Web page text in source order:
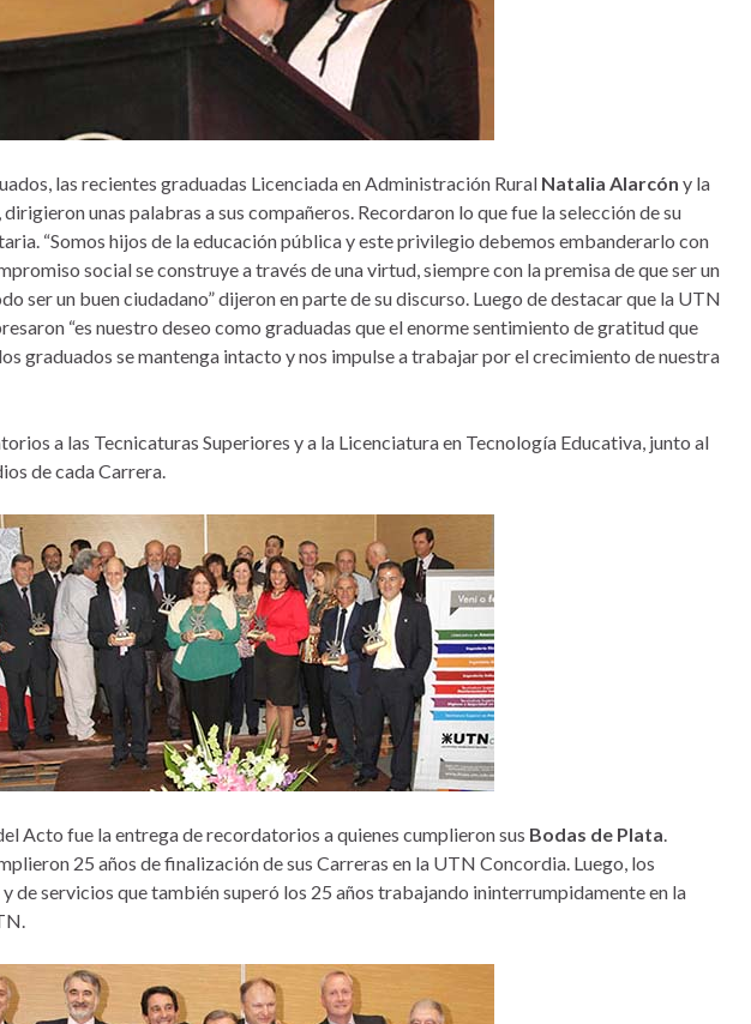
las recientes graduadas Licenciada en Administración Rural Natalia Alarcón y la
, dirigieron unas palabras a sus compañeros. Recordaron lo que fue la selección de su
“Somos hijos de la educación pública y este privilegio debemos embanderarlo con
social se construye a través de una virtud, siempre con la premisa de que ser un
ser un buen ciudadano” dijeron en parte de su discurso. Luego de destacar que la UTN
“es nuestro deseo como graduadas que el enorme sentimiento de gratitud que
graduados se mantenga intacto y nos impulse a trabajar por el crecimiento de nuestra
a las Tecnicaturas Superiores y a la Licenciatura en Tecnología Educativa, junto al
de cada Carrera.
Acto fue la entrega de recordatorios a quienes cumplieron sus Bodas de Plata
25 años de finalización de sus Carreras en la UTN Concordia. Luego, los
de servicios que también superó los 25 años trabajando ininterrumpidamente en la